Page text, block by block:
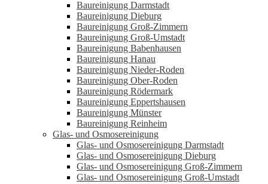
Baureinigung Darmstadt
Baureinigung Dieburg
Baureinigung Groß-Zimmern
Baureinigung Groß-Umstadt
Baureinigung Babenhausen
Baureinigung Hanau
Baureinigung Nieder-Roden
Baureinigung Ober-Roden
Baureinigung Rödermark
Baureinigung Eppertshausen
Baureinigung Münster
Baureinigung Reinheim
Glas- und Osmosereinigung
Glas- und Osmosereinigung Darmstadt
Glas- und Osmosereinigung Dieburg
Glas- und Osmosereinigung Groß-Zimmern
Glas- und Osmosereinigung Groß-Umstadt